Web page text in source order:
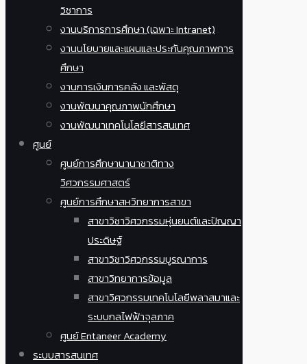
วิชาการ
งานบริการการศึกษา (เฉพาะ Intranet)
งานนโยบายและแผนและประกันคุณภาพการ
ศึกษา
งานการเงินการคลัง และพัสดุ
งานพัฒนาคุณภาพนักศึกษา
งานพัฒนาเทคโนโลยีสารสนเทศ
ศูนย์
ศูนย์การศึกษานานาชาติทาง
วิศวกรรมศาสตร์
ศูนย์การศึกษาสหวิทยาการสาขา
สาขาวิชาวิศวกรรมหุ่นยนต์และปัญญา
ประดิษฐ์
สาขาวิชาวิศวกรรมบูรณาการ
สาขาวิทยาการข้อมูล
สาขาวิศวกรรมเทคโนโลยีพลาสมาและ
ระบบกลไฟฟ้าจุลภาค
ศูนย์ Entaneer Academy
ระบบสารสนเทศ